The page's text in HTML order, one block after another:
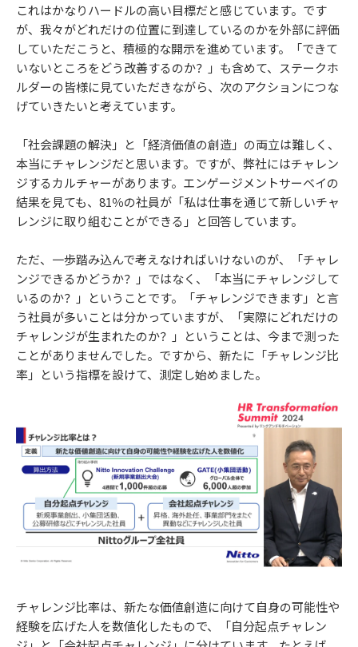
これはかなりハードルの高い目標だと感じています。です
が、我々がどれだけの位置に到達しているのかを外部に評価
していただこうと、積極的な開示を進めています。「できて
いないところをどう改善するのか？」も含めて、ステークホ
ルダーの皆様に見ていただきながら、次のアクションにつな
げていきたいと考えています。
「社会課題の解決」と「経済価値の創造」の両立は難しく、
本当にチャレンジだと思います。ですが、弊社にはチャレン
ジするカルチャーがあります。エンゲージメントサーベイの
結果を見ても、81％の社員が「私は仕事を通じて新しいチャ
レンジに取り組むことができる」と回答しています。
ただ、一歩踏み込んで考えなければいけないのが、「チャレ
ンジできるかどうか？」ではなく、「本当にチャレンジして
いるのか？」ということです。「チャレンジできます」と言
う社員が多いことは分かっていますが、「実際にどれだけの
チャレンジが生まれたのか？」ということは、今まで測った
ことがありませんでした。ですから、新たに「チャレンジ比
率」という指標を設けて、測定し始めました。
チャレンジ比率は、新たな価値創造に向けて自身の可能性や
経験を広げた人を数値化したもので、「自分起点チャレン